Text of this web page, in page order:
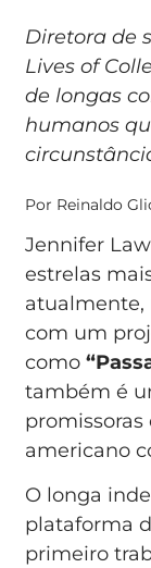
Diretora de
Lives of
de longas
humanos
Por Reinaldo
Jennifer
estrelas
atualmente,
com um
como
também é
promissoras
americano
O longa
plataforma
primeiro